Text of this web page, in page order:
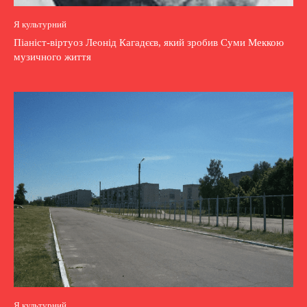
Я культурний
Піаніст-віртуоз Леонід Кагадєєв, який зробив Суми Меккою
музичного життя